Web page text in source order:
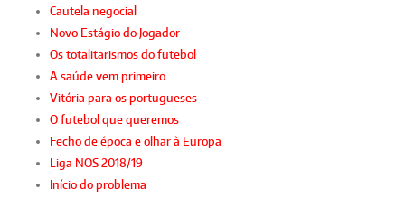
Cautela negocial
Novo Estágio do Jogador
Os totalitarismos do futebol
A saúde vem primeiro
Vitória para os portugueses
O futebol que queremos
Fecho de época e olhar à Europa
Liga NOS 2018/19
Início do problema